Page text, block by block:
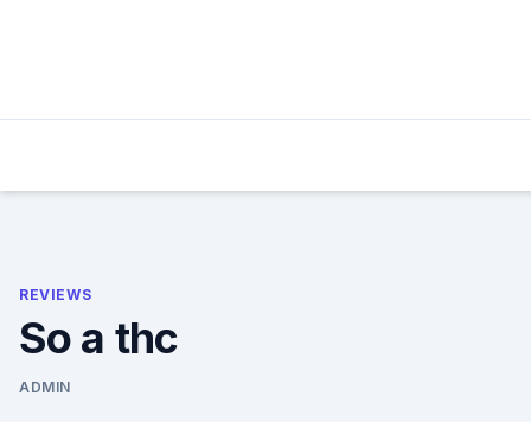
REVIEWS
So a thc
ADMIN